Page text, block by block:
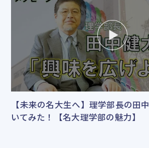
【未来の名大生へ】理学部長の田
いてみた！【名大理学部の魅力】